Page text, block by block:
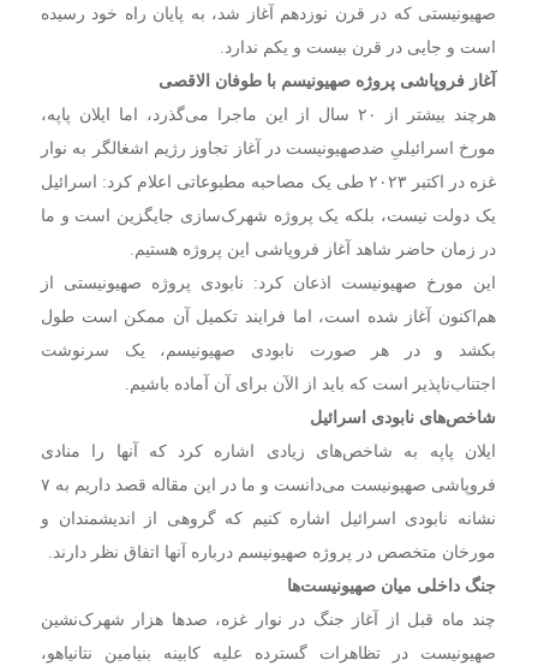
صهیونیستی که در قرن نوزدهم آغاز شد، به پایان راه خود رسیده
است و جایی در قرن بیست و یکم ندارد.
آغاز فروپاشی پروژه صهیونیسم با طوفان الاقصی
هرچند بیشتر از ۲۰ سال از این ماجرا می‌گذرد، اما ایلان پاپه،
مورخ اسرائیلیِ ضدصهیونیست در آغاز تجاوز رژیم اشغالگر به نوار
غزه در اکتبر ۲۰۲۳ طی یک مصاحبه مطبوعاتی اعلام کرد: اسرائیل
یک دولت نیست، بلکه یک پروژه شهرک‌سازی جایگزین است و ما
در زمان حاضر شاهد آغاز فروپاشی این پروژه هستیم.
این مورخ صهیونیست اذعان کرد: نابودی پروژه صهیونیستی از
هم‌اکنون آغاز شده است، اما فرایند تکمیل آن ممکن است طول
بکشد و در هر صورت نابودی صهیونیسم، یک سرنوشت
اجتناب‌ناپذیر است که باید از الآن برای آن آماده باشیم.
شاخص‌های نابودی اسرائیل
ایلان پاپه به شاخص‌های زیادی اشاره کرد که آنها را منادی
فروپاشی صهیونیست می‌دانست و ما در این مقاله قصد داریم به ۷
نشانه نابودی اسرائیل اشاره کنیم که گروهی از اندیشمندان و
مورخان متخصص در پروژه صهیونیسم درباره آنها اتفاق نظر دارند.
جنگ داخلی میان صهیونیست‌ها
چند ماه قبل از آغاز جنگ در نوار غزه، صدها هزار شهرک‌نشین
صهیونیست در تظاهرات گسترده علیه کابینه بنیامین نتانیاهو،